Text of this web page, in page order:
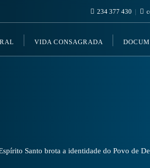
234 377 430
VIDA CONSAGRADA
Santo brota a identidade do Povo de